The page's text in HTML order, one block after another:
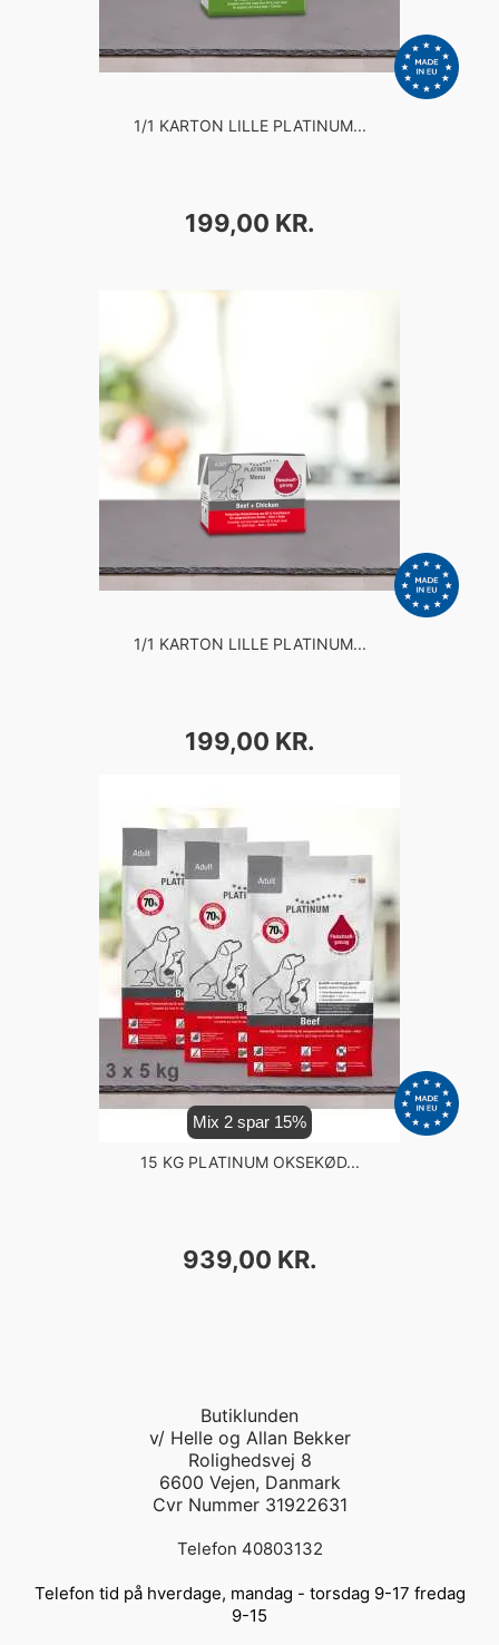
1/1 KARTON LILLE PLATINUM...
PRIS
199,00 KR.
1/1 KARTON LILLE PLATINUM...
PRIS
199,00 KR.
Mix 2 spar 15%
15 KG PLATINUM OKSEKØD...
PRIS
939,00 KR.
Butiklunden
v/ Helle og Allan Bekker
Rolighedsvej 8
6600 Vejen, Danmark
Cvr Nummer 31922631
Telefon 40803132
Telefon tid på hverdage, mandag - torsdag 9-17 fredag
9-15